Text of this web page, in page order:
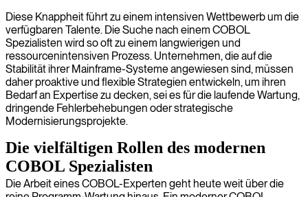
Diese Knappheit führt zu einem intensiven Wettbewerb um die
verfügbaren Talente. Die Suche nach einem COBOL
Spezialisten wird so oft zu einem langwierigen und
ressourcenintensiven Prozess. Unternehmen, die auf die
Stabilität ihrer Mainframe-Systeme angewiesen sind, müssen
daher proaktive und flexible Strategien entwickeln, um ihren
Bedarf an Expertise zu decken, sei es für die laufende Wartung,
dringende Fehlerbehebungen oder strategische
Modernisierungsprojekte.
Die vielfältigen Rollen des modernen
COBOL Spezialisten
Die Arbeit eines COBOL-Experten geht heute weit über die